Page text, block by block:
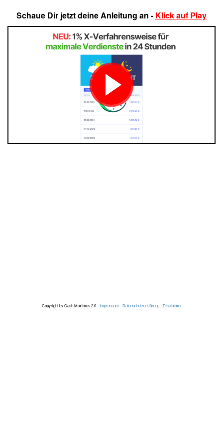
Schaue Dir jetzt deine Anleitung an - Klick auf Play
Copyright by Cash Maximus 2.0 -Impressum -Datenschutzerklärung-Disclaimer